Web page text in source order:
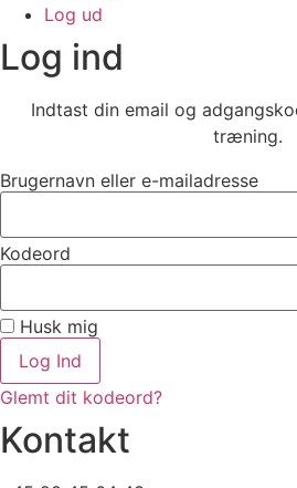
Log ud
Log ind
Indtast din email og
træning.
Brugernavn eller e-mailadresse
Kodeord
Husk mig
Log Ind
Glemt dit kodeord?
Kontakt